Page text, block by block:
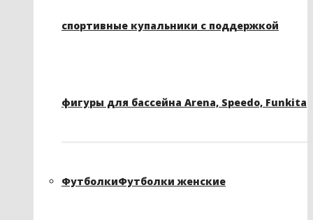
спортивные купальники с поддержкой
фигуры для бассейна Arena, Speedo, Funkita
ФутболкиФутболки женские